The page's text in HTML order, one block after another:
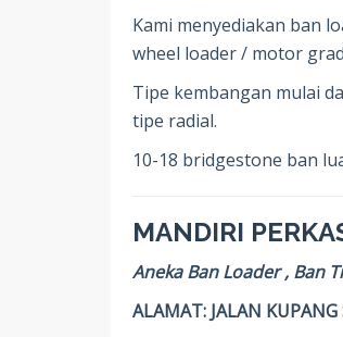
Kami menyediakan ban
wheel loader / motor
Tipe kembangan mulai
tipe radial.
10-18 bridgestone ban
MANDIRI
Aneka Ban Loader , Ban
ALAMAT: JALAN